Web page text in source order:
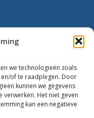
we technologieën zoals
of te raadplegen. Door
kunnen we gegevens
verwerken. Het niet geven
kan een negatieve
Zoeken